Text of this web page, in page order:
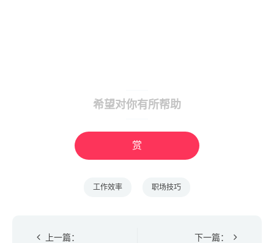
希望对你有所帮助
赏
工作效率 职场技巧
上一篇： 下一篇：